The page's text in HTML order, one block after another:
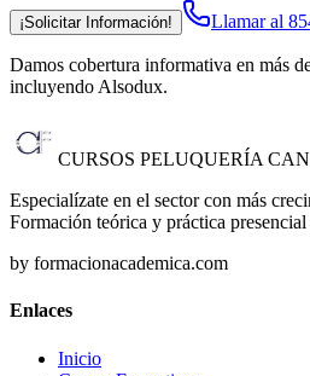
¡Solicitar Información! Llamar al
Damos cobertura informativa en más
incluyendo Alsodux.
CURSOS PELUQUERÍA
Especialízate en el sector con más
Formación teórica y práctica presencial
by formacionacademica.com
Enlaces
Inicio